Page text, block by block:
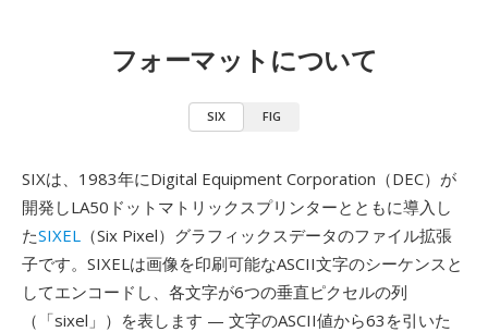
フォーマットについて
SIX FIG
SIXは、1983年にDigital Equipment Corporation（DEC）が
開発しLA50ドットマトリックスプリンターとともに導入し
たSIXEL （Six Pixel）グラフィックスデータのファイル拡張
子です。SIXELは画像を印刷可能なASCII文字のシーケンスと
してエンコードし、各文字が6つの垂直ピクセルの列
（「sixel」）を表します — 文字のASCII値から63を引いた